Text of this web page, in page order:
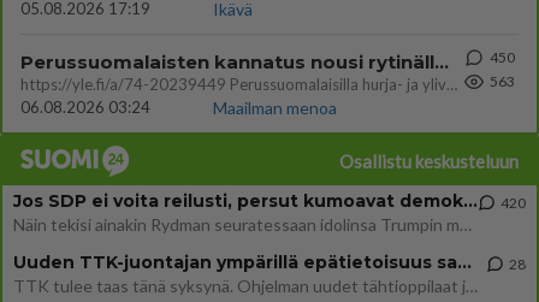
05.08.2026 17:19
Ikävä
Perussuomalaisten kannatus nousi rytinällä Ylen tänään julkaisemassa tuoreimmassa gallup-kyselyssä.
https://yle.fi/a/74-20239449 Perussuomalaisilla hurja- ja ylivoimaisesti suurin nousu tässä uudessa Ylen gallupissa. Kyl
06.08.2026 03:24
Maailman menoa
450
563
Osallistu keskusteluun
Jos SDP ei voita reilusti, persut kumoavat demokratian Suomesta
Näin tekisi ainakin Rydman seuratessaan idolinsa Trumpin mallia https://www.is.fi/politiikka/art-2000012187244.html
420
Uuden TTK-juontajan ympärillä epätietoisuus sakenee - Nyt MTV hämmentää soppaa
TTK tulee taas tänä syksynä. Ohjelman uudet tähtioppilaat julkistetaan torstaina 6. elokuuta klo 14 alkavassa lehdistö
28